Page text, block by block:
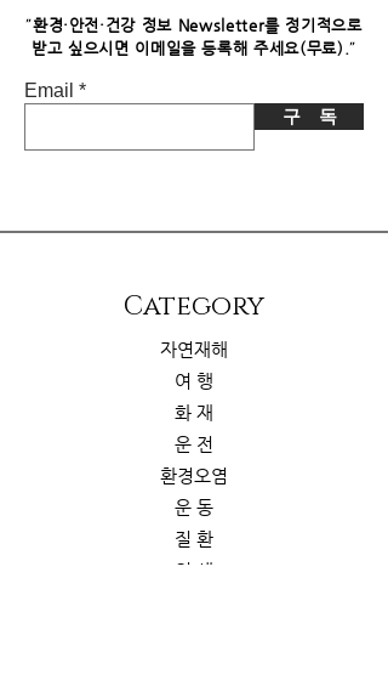
"환경·안전·건강 정보 Newsletter를 정기적으로
받고 싶으시면​ 이메일을 등록해 주세요(무료)."
Email
구 독
​Category
자연재해
여 행
화 재
운 전
환경오염
운 동
질 환
위 생